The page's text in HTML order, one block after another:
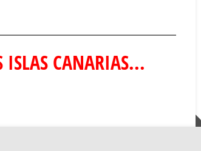
ISLAS CANARIAS...